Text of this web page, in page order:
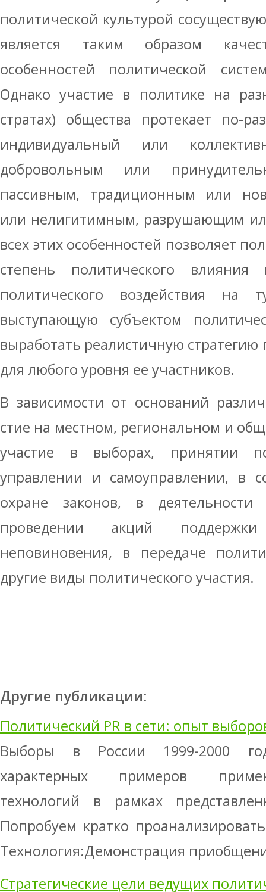
политической культурой
является таким образом
особенностей политической
Однако участие в политике на
стратах) общества протекает по-
индиви­дуальный или
добровольным или
пассивным, традицион­ным или
или нелигитимным, разру­шающим
всех этих особенностей позволяет
степень политического
политического воздействия
выступающую субъектом
выработать реалистичную стратегию
для любого уровня ее участников.
В зависимости от оснований
стие на местном, региональном и
участие в выборах, принятии
управле­нии и самоуправлении, в
охране за­конов, в деятельности
проведении акций
неповиновения, в передаче
другие виды политического участия.
Другие публикации:
Политический PR в сети: опыт
Выборы в России 1999-2000
характерных примеров
технологий в рамках
Попробуем кратко
Технология:Демонстрация
Стратегические цели ведущих